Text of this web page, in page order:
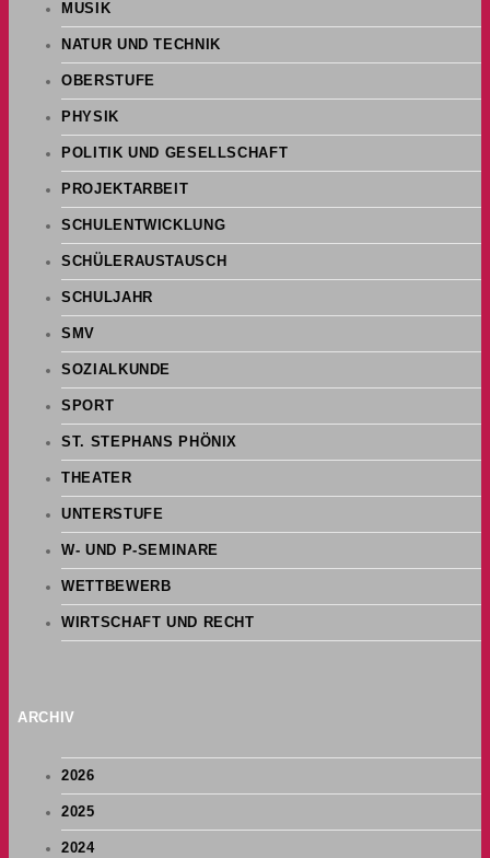
MUSIK
NATUR UND TECHNIK
OBERSTUFE
PHYSIK
POLITIK UND GESELLSCHAFT
PROJEKTARBEIT
SCHULENTWICKLUNG
SCHÜLERAUSTAUSCH
SCHULJAHR
SMV
SOZIALKUNDE
SPORT
ST. STEPHANS PHÖNIX
THEATER
UNTERSTUFE
W- UND P-SEMINARE
WETTBEWERB
WIRTSCHAFT UND RECHT
ARCHIV
2026
2025
2024